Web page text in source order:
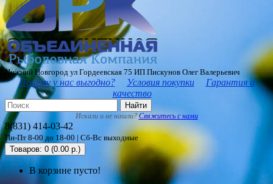
Нижний Новгород ул Гордеевская 75 ИП Пискунов Олег Валерьевич
Почему у нас выгодно? Условия покупки
Гарантия и
качество
Найти
Искали и не нашли?Свяжитесь с нами
8(831) 414-03-42
Пн-Пт 8-00 до 18-00 | Сб-Вс выходные
Товаров: 0 (0.00 р.)
В корзине пусто!